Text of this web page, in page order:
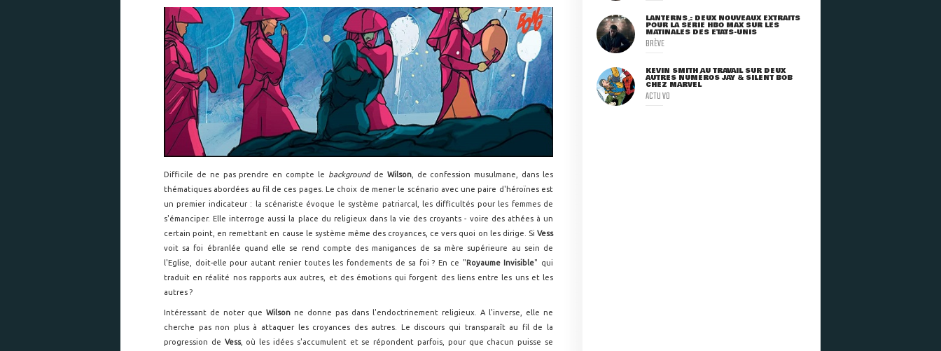
Difficile de ne pas prendre en compte le background de Wilson, de confession musulmane, dans les
thématiques abordées au fil de ces pages. Le choix de mener le scénario avec une paire d'héroïnes est
un premier indicateur : la scénariste évoque le système patriarcal, les difficultés pour les femmes de
s'émanciper. Elle interroge aussi la place du religieux dans la vie des croyants - voire des athées à un
certain point, en remettant en cause le système même des croyances, ce vers quoi on les dirige. Si Vess
voit sa foi ébranlée quand elle se rend compte des manigances de sa mère supérieure au sein de
l'Eglise, doit-elle pour autant renier toutes les fondements de sa foi ? En ce "Royaume Invisible" qui
traduit en réalité nos rapports aux autres, et des émotions qui forgent des liens entre les uns et les
autres ?
Intéressant de noter que Wilson ne donne pas dans l'endoctrinement religieux. A l'inverse, elle ne
cherche pas non plus à attaquer les croyances des autres. Le discours qui transparaît au fil de la
progression de Vess, où les idées s'accumulent et se répondent parfois, pour que chacun puisse se
LANTERNS : DEUX NOUVEAUX EXTRAITS
POUR LA SÉRIE HBO MAX SUR LES
MATINALES DES ETATS-UNIS
BRÈVE
KEVIN SMITH AU TRAVAIL SUR DEUX
AUTRES NUMÉROS JAY & SILENT BOB
CHEZ MARVEL
ACTU VO